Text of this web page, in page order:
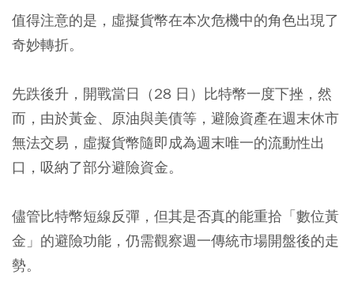
值得注意的是，虛擬貨幣在本次危機中的角色出現了
奇妙轉折。
先跌後升，開戰當日（28 日）比特幣一度下挫，然
而，由於黃金、原油與美債等，避險資產在週末休市
無法交易，虛擬貨幣隨即成為週末唯一的流動性出
口，吸納了部分避險資金。
儘管比特幣短線反彈，但其是否真的能重拾「數位黃
金」的避險功能，仍需觀察週一傳統市場開盤後的走
勢。